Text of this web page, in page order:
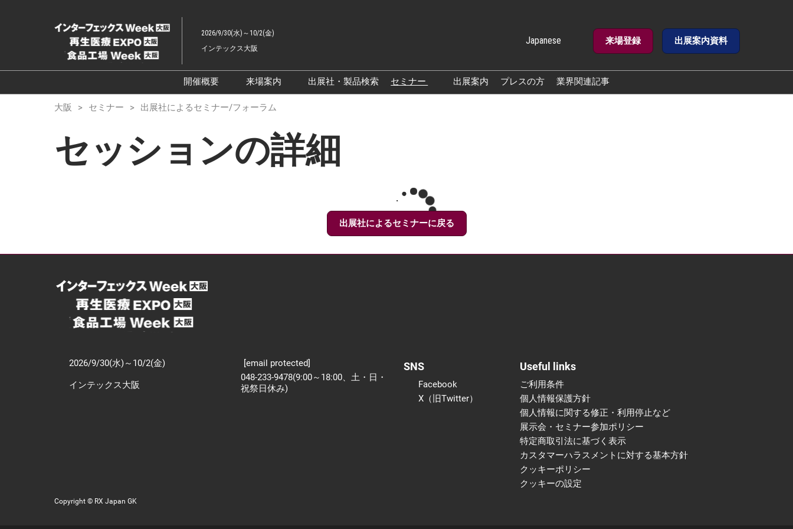
キ
進
む
2026/9/30(水)～10/2(金)
インテックス大阪
Japanese
English
Korean
来場登録 出展案内資料
開催概要
展示会概要TOP
ファーマラボEXPO 大阪
ファーマDX EXPO大阪
来場案内
来場案内TOP
来場に関するFAQ
展示会・セミナー参加ポリ
出展社・製品検索 セミナー 出展案内 プレスの方 業界関連記事
大阪 セミナー 出展社によるセミナー/フォーラム
セッションの詳細
出展社によるセミナーに戻る
2026/9/30(水)～10/2(金)
インテックス大阪
[email protected]
048-233-9478(9:00～18:00、土・日・
祝祭日休み)
SNS
Facebook
X（旧Twitter）
Useful links
ご利用条件
個人情報保護方針
個人情報に関する修正・利用停止など
展示会・セミナー参加ポリシー
特定商取引法に基づく表示
カスタマーハラスメントに対する基本方針
クッキーポリシー
クッキーの設定
Copyright © RX Japan GK